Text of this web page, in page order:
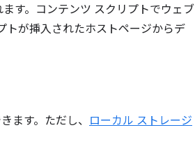
す。コンテンツ スクリプトでウェブ
トが挿入されたホストページからデ
ます。ただし、
ローカル ストレージ